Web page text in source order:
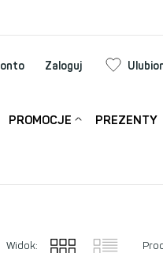
Zaloguj
PROMOCJE PREZENTY
Widok: